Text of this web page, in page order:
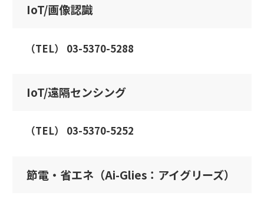
IoT/画像認識
（TEL） 03-5370-5288
IoT/遠隔センシング
（TEL） 03-5370-5252
節電・省エネ（Ai-Glies：アイグリーズ）